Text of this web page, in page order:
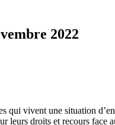
2022
qui vivent une situation
leurs droits et recours face